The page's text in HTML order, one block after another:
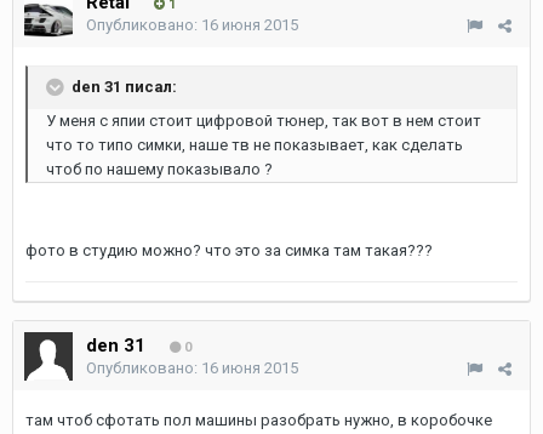
1
Опубликовано: 16 июня 2015
den 31 писал:
У меня с япии стоит цифровой тюнер, так вот в нем стоит
что то типо симки, наше тв не показывает, как сделать
чтоб по нашему показывало ?
фото в студию можно? что это за симка там такая???
den 31 0
Опубликовано: 16 июня 2015
там чтоб сфотать пол машины разобрать нужно, в коробочке